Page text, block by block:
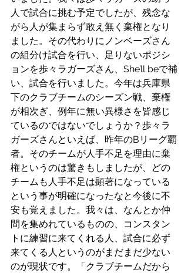
人で試合に挑む予定でしたが、残念な
がら人が集まらず敢え無く棄権となり
ました。その代わりにノンベーズさん
の組分け試合を行い、足りないポジシ
ョンを歩々ラガーズさん、She’ll beで補
い、試合を行いました。今年は兵庫県
下のクラブチームのシーズン戦、棄権
が相次ぎ、例年に無い異様さを皆感じ
ているのではないでしょうか？歩々ラ
ガーズさんといえば、昨年のBリーグ覇
者。そのチームが人手不足を理由に棄
権というのは驚きもしましたが、どの
チームも人手不足は顕著になっている
という事が明確になったなと今後に不
安も覚えました。我々は、なんとか仲
間を集めれているものの、コンスタン
トに練習に来てくれる人、試合に必ず
来てくる人というのがまだまだ少ない
のが現状です。「クラブチームだから